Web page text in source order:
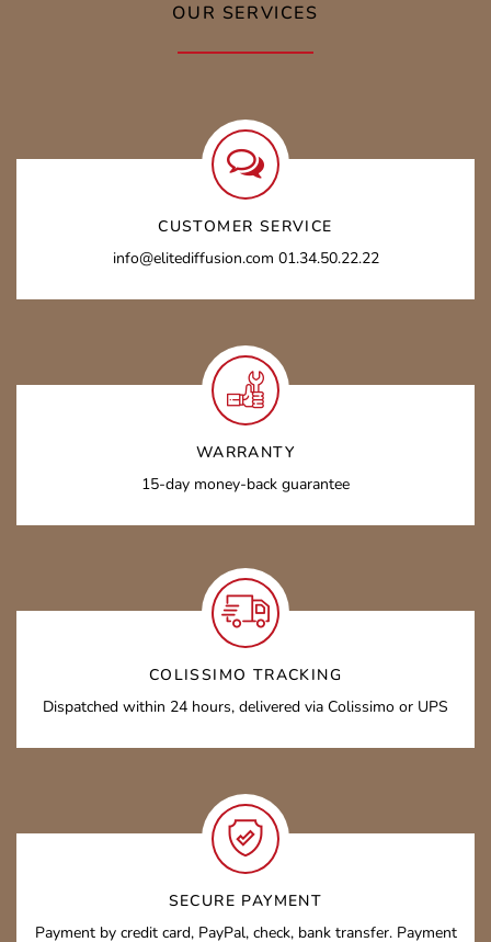
OUR SERVICES
CUSTOMER SERVICE
info@elitediffusion.com 01.34.50.22.22
WARRANTY
15-day money-back guarantee
COLISSIMO TRACKING
Dispatched within 24 hours, delivered via Colissimo or UPS
SECURE PAYMENT
Payment by credit card, PayPal, check, bank transfer. Payment